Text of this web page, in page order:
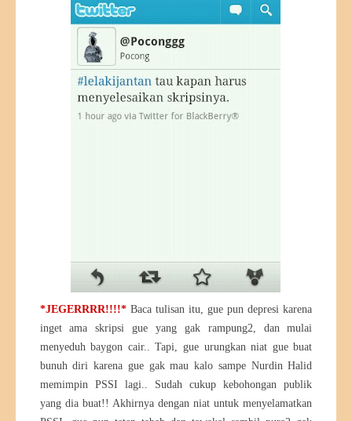
*JEGERRRR!!!!*Baca tulisan itu, gue pun depresi karena
inget ama skripsi gue yang gak rampung2, dan mulai
menyeduh baygon cair.. Tapi, gue urungkan niat gue buat
bunuh diri karena gue gak mau kalo sampe Nurdin Halid
memimpin PSSI lagi.. Sudah cukup kebohongan publik
yang dia buat!! Akhirnya dengan niat untuk menyelamatkan